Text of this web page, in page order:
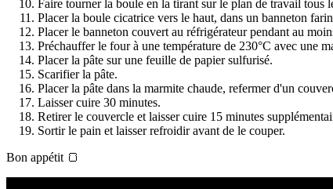
Faire tourner la boule en la tirant sur le plan de travail tous
Placer la boule cicatrice vers le haut, dans un banneton
Placer le banneton couvert au réfrigérateur pendant au
Préchauffer le four à une température de 230°C avec une
Placer la pâte sur une feuille de papier sulfurisé.
Scarifier la pâte.
Placer la pâte dans la marmite chaude, refermer d'un
Laisser cuire 30 minutes.
Retirer le couvercle et laisser cuire 15 minutes
Sortir le pain et laisser refroidir avant de le couper.
Bon appétit 🍞